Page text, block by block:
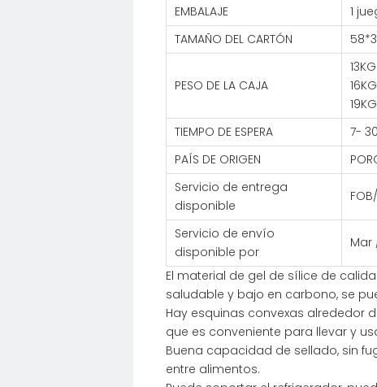
EMBALAJE
1
TAMAÑO DEL CARTÓN
PESO DE LA CAJA
13KG
16KG
19KG
TIEMPO DE ESPERA
7-
PAÍS DE ORIGEN
Servicio de entrega
disponible
Servicio de envío
disponible por
Mar
El material de gel de sílice de
saludable y bajo en carbono, se
Hay esquinas convexas alrededor
que es conveniente para llevar y
Buena capacidad de sellado, sin
entre alimentos.